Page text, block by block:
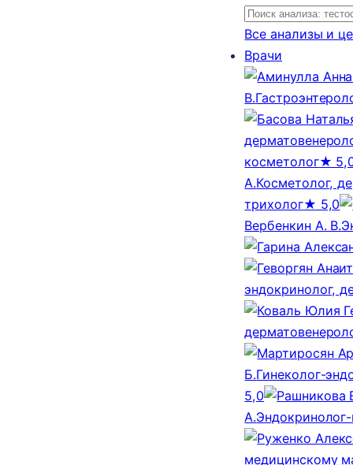
Все анализы и
Врачи
В.
косметолог★
А.Косметолог,
трихолог★ 5,0
Вербенкин А. В.
эндокринолог,
Б.Гинеколог-
5,0
А.
медицинскому